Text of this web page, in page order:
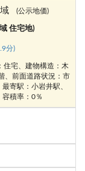
域 (公示地価)
住宅地)
分)
住宅、建物構造：木
、前面道路状況：市
寄駅：小岩井駅、
積率：0％